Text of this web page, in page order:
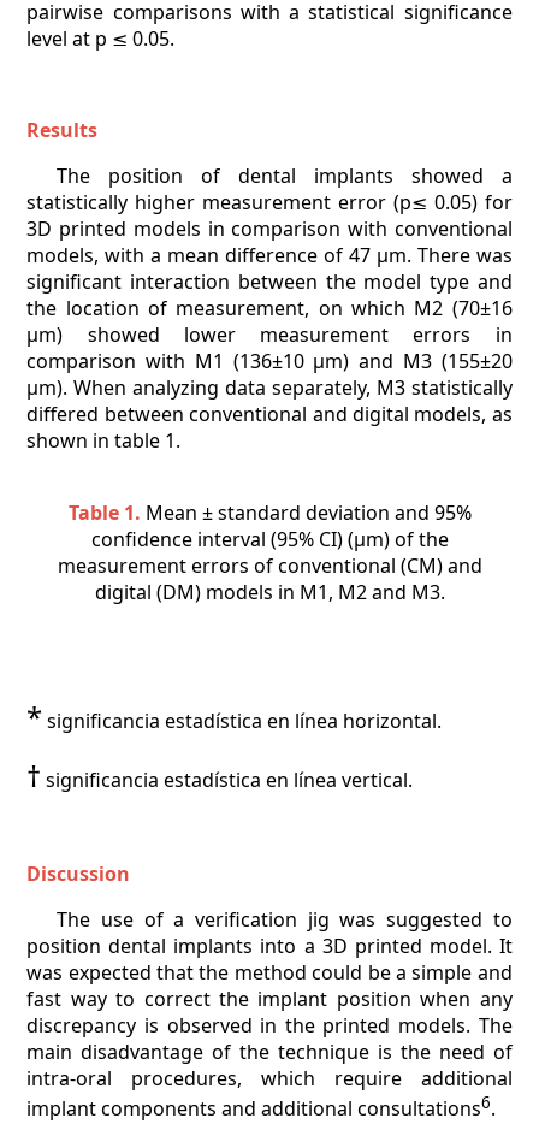
pairwise comparisons with a statistical significance
level at p ≤ 0.05.
Results
The position of dental implants showed a
statistically higher measurement error (p≤ 0.05) for
3D printed models in comparison with conventional
models, with a mean difference of 47 µm. There was
significant interaction between the model type and
the location of measurement, on which M2 (70±16
µm) showed lower measurement errors in
comparison with M1 (136±10 µm) and M3 (155±20
µm). When analyzing data separately, M3 statistically
differed between conventional and digital models, as
shown in table 1.
Table 1. Mean ± standard deviation and 95%
confidence interval (95% CI) (μm) of the
measurement errors of conventional (CM) and
digital (DM) models in M1, M2 and M3.
* significancia estadística en línea horizontal.
† significancia estadística en línea vertical.
Discussion
The use of a verification jig was suggested to
position dental implants into a 3D printed model. It
was expected that the method could be a simple and
fast way to correct the implant position when any
discrepancy is observed in the printed models. The
main disadvantage of the technique is the need of
intra-oral procedures, which require additional
implant components and additional consultations6.